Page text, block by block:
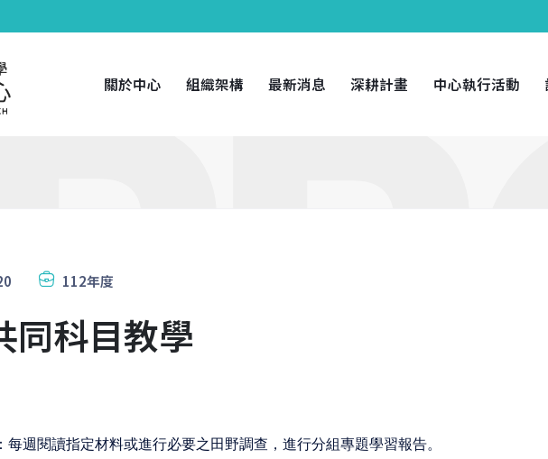
關於中心 組織架構 最新消息 深耕計畫 中心執行活動
112年度
同科目教學
每週閱讀指定材料或進行必要之田野調查，進行分組專題學習報告。